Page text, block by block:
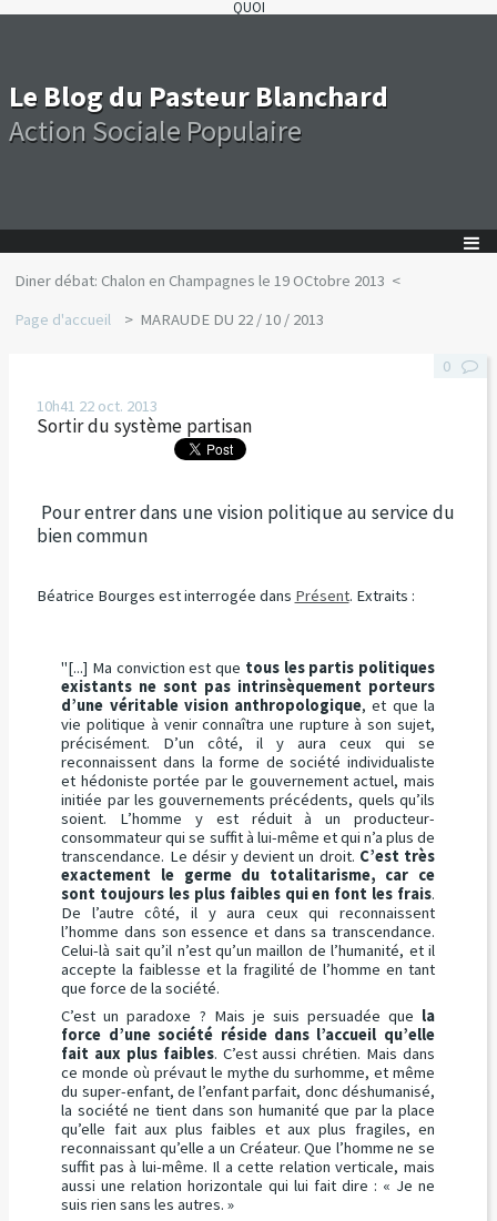
QUOI
Le Blog du Pasteur Blanchard
Action Sociale Populaire
Diner débat: Chalon en Champagnes le 19 OCtobre 2013
Page d'accueil
MARAUDE DU 22 / 10 / 2013
10h41 22 oct. 2013
Sortir du système partisan
Pour entrer dans une vision politique au service du
bien commun
Béatrice Bourges est interrogée dans Présent. Extraits :
"[...] Ma conviction est que tous les partis politiques
existants ne sont pas intrinsèquement porteurs
d’une véritable vision anthropologique, et que la
vie politique à venir connaîtra une rupture à son sujet,
précisément. D’un côté, il y aura ceux qui se
reconnaissent dans la forme de société individualiste
et hédoniste portée par le gouvernement actuel, mais
initiée par les gouvernements précédents, quels qu’ils
soient. L’homme y est réduit à un producteur-
consommateur qui se suffit à lui-même et qui n’a plus de
transcendance. Le désir y devient un droit. C’est très
exactement le germe du totalitarisme, car ce
sont toujours les plus faibles qui en font les frais.
De l’autre côté, il y aura ceux qui reconnaissent
l’homme dans son essence et dans sa transcendance.
Celui-là sait qu’il n’est qu’un maillon de l’humanité, et il
accepte la faiblesse et la fragilité de l’homme en tant
que force de la société.
C’est un paradoxe ? Mais je suis persuadée que la
force d’une société réside dans l’accueil qu’elle
fait aux plus faibles. C’est aussi chrétien. Mais dans
ce monde où prévaut le mythe du surhomme, et même
du super-enfant, de l’enfant parfait, donc déshumanisé,
la société ne tient dans son humanité que par la place
qu’elle fait aux plus faibles et aux plus fragiles, en
reconnaissant qu’elle a un Créateur. Que l’homme ne se
suffit pas à lui-même. Il a cette relation verticale, mais
aussi une relation horizontale qui lui fait dire : « Je ne
suis rien sans les autres. »
0